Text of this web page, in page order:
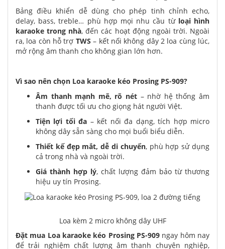
Bảng điều khiển dễ dùng cho phép tinh chỉnh echo,
delay, bass, treble… phù hợp mọi nhu cầu từ loại hình
karaoke trong nhà, đến các hoạt động ngoài trời. Ngoài
ra, loa còn hỗ trợ TWS – kết nối không dây 2 loa cùng lúc,
mở rộng âm thanh cho không gian lớn hơn.
Vì sao nên chọn Loa karaoke kéo Prosing PS-909?
Âm thanh mạnh mẽ, rõ nét – nhờ hệ thống âm
thanh được tối ưu cho giọng hát người Việt.
Tiện lợi tối đa – kết nối đa dạng, tích hợp micro
không dây sẵn sàng cho mọi buổi biểu diễn.
Thiết kế đẹp mắt, dễ di chuyển, phù hợp sử dụng
cả trong nhà và ngoài trời.
Giá thành hợp lý, chất lượng đảm bảo từ thương
hiệu uy tín Prosing.
Loa kèm 2 micro không dây UHF
Đặt mua Loa karaoke kéo Prosing PS-909 ngay hôm nay
để trải nghiệm chất lượng âm thanh chuyên nghiệp,